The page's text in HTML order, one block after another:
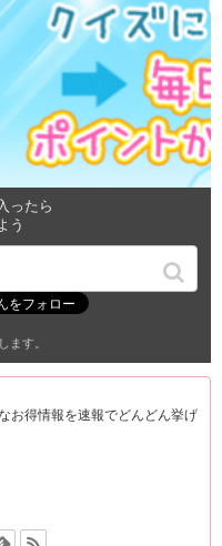
ったら
う
ます。
お得情報を速報でどんどん挙げ